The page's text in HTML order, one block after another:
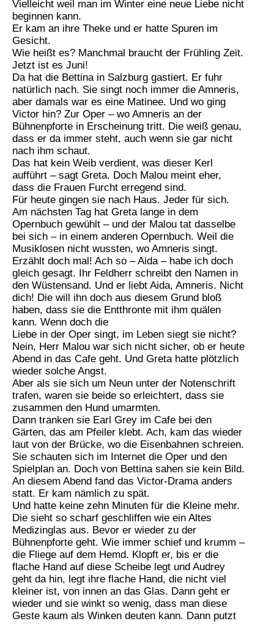
Vielleicht weil man im Winter eine neue Liebe nicht
beginnen kann.
Er kam an ihre Theke und er hatte Spuren im
Gesicht.
Wie heißt es? Manchmal braucht der Frühling Zeit.
Jetzt ist es Juni!
Da hat die Bettina in Salzburg gastiert. Er fuhr
natürlich nach. Sie singt noch immer die Amneris,
aber damals war es eine Matinee. Und wo ging
Victor hin? Zur Oper – wo Amneris an der
Bühnenpforte in Erscheinung tritt. Die weiß genau,
dass er da immer steht, auch wenn sie gar nicht
nach ihm schaut.
Das hat kein Weib verdient, was dieser Kerl
aufführt – sagt Greta. Doch Malou meint eher,
dass die Frauen Furcht erregend sind.
Für heute gingen sie nach Haus. Jeder für sich.
Am nächsten Tag hat Greta lange in dem
Opernbuch gewühlt – und der Malou tat dasselbe
bei sich – in einem anderen Opernbuch. Weil die
Musiklosen nicht wussten, wo Amneris singt.
Erzählt doch mal! Ach so – Aida – habe ich doch
gleich gesagt. Ihr Feldherr schreibt den Namen in
den Wüstensand. Und er liebt Aida, Amneris. Nicht
dich! Die will ihn doch aus diesem Grund bloß
haben, dass sie die Entthronte mit ihm quälen
kann. Wenn doch die
Liebe in der Oper singt, im Leben siegt sie nicht?
Nein, Herr Malou war sich nicht sicher, ob er heute
Abend in das Cafe geht. Und Greta hatte plötzlich
wieder solche Angst.
Aber als sie sich um Neun unter der Notenschrift
trafen, waren sie beide so erleichtert, dass sie
zusammen den Hund umarmten.
Dann tranken sie Earl Grey im Cafe bei den
Gärten, das am Pfeiler klebt. Ach, kam das wieder
laut von der Brücke, wo die Eisenbahnen schreien.
Sie schauten sich im Internet die Oper und den
Spielplan an. Doch von Bettina sahen sie kein Bild.
An diesem Abend fand das Victor-Drama anders
statt. Er kam nämlich zu spät.
Und hatte keine zehn Minuten für die Kleine mehr.
Die sieht so scharf geschliffen wie ein Altes
Medizinglas aus. Bevor er wieder zu der
Bühnenpforte geht. Wie immer schief und krumm –
die Fliege auf dem Hemd. Klopft er, bis er die
flache Hand auf diese Scheibe legt und Audrey
geht da hin, legt ihre flache Hand, die nicht viel
kleiner ist, von innen an das Glas. Dann geht er
wieder und sie winkt so wenig, dass man diese
Geste kaum als Winken deuten kann. Dann putzt